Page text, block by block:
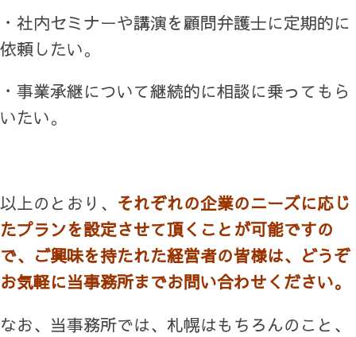
・社内セミナーや講演を顧問弁護士に定期的に
依頼したい。
・事業承継について継続的に相談に乗ってもら
いたい。
以上のとおり、 それぞれの企業のニーズに応じ
たプランを設定させて頂くことが可能ですの
で、ご興味を持たれた経営者の皆様は、どうぞ
お気軽に当事務所までお問い合わせください。
なお、当事務所では、札幌はもちろんのこと、